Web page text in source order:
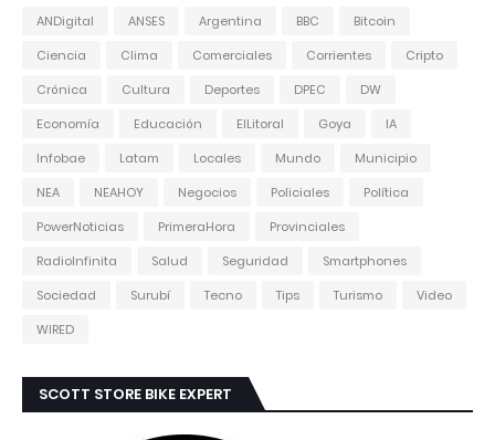
ANDigital ANSES Argentina BBC
Bitcoin
Ciencia
Clima Comerciales Corrientes
Cripto
Crónica
Cultura Deportes DPEC
DW
Economía
Educación ElLitoral Goya
IA
Infobae
Latam Locales Mundo
Municipio
NEA
NEAHOY Negocios Policiales
Política
PowerNoticias
PrimeraHora
Provinciales
RadioInfinita
Salud Seguridad
Smartphones
Sociedad
Surubí Tecno Tips Turismo
Video
WIRED
SCOTT STORE BIKE EXPERT